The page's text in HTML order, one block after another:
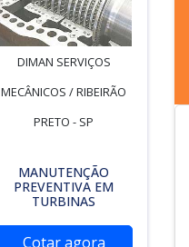
DIMAN SERVIÇOS
MECÂNICOS / RIBEIRÃO
PRETO - SP
MANUTENÇÃO
PREVENTIVA EM
TURBINAS
Cotar agora